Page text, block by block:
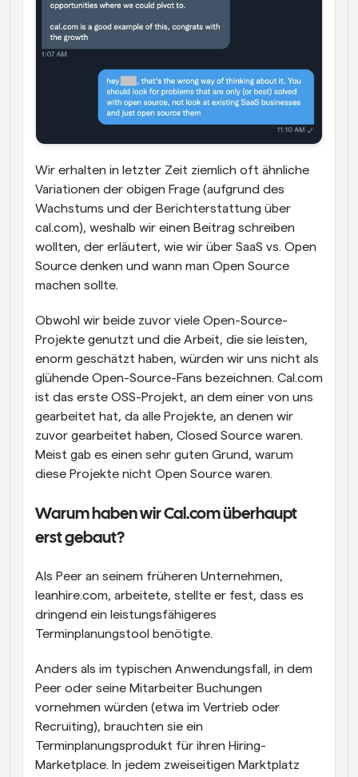
Wir erhalten in letzter Zeit ziemlich oft ähnliche
Variationen der obigen Frage (aufgrund des
Wachstums und der Berichterstattung über
cal.com), weshalb wir einen Beitrag schreiben
wollten, der erläutert, wie wir über SaaS vs. Open
Source denken und wann man Open Source
machen sollte.
Obwohl wir beide zuvor viele Open-Source-
Projekte genutzt und die Arbeit, die sie leisten,
enorm geschätzt haben, würden wir uns nicht als
glühende Open-Source-Fans bezeichnen. Cal.com
ist das erste OSS-Projekt, an dem einer von uns
gearbeitet hat, da alle Projekte, an denen wir
zuvor gearbeitet haben, Closed Source waren.
Meist gab es einen sehr guten Grund, warum
diese Projekte nicht Open Source waren.
Warum haben wir Cal.com überhaupt
erst gebaut?
Als Peer an seinem früheren Unternehmen,
leanhire.com, arbeitete, stellte er fest, dass es
dringend ein leistungsfähigeres
Terminplanungstool benötigte.
Anders als im typischen Anwendungsfall, in dem
Peer oder seine Mitarbeiter Buchungen
vornehmen würden (etwa im Vertrieb oder
Recruiting), brauchten sie ein
Terminplanungsprodukt für ihren Hiring-
Marketplace. In jedem zweiseitigen Marktplatz